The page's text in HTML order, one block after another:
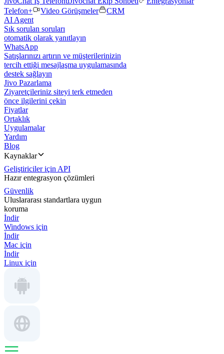
Telefon+
Video Görüşmeler
CRM
AI Agent
Sık sorulan soruları
otomatik olarak yanıtlayın
WhatsApp
Satışlarınızı artırın ve müşterilerinizin
tercih ettiği mesajlaşma uygulamasında
destek sağlayın
Jivo Pazarlama
Ziyaretçileriniz siteyi terk etmeden
önce ilgilerini çekin
Fiyatlar
Ortaklık
Uygulamalar
Yardım
Blog
Kaynaklar
Geliştiriciler için API
Hazır entegrasyon çözümleri
Güvenlik
Uluslararası standartlara uygun
koruma
İndir
Windows için
İndir
Mac için
İndir
Linux için